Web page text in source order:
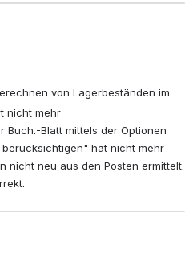
von Lagerbeständen im
nicht mehr
Blatt mittels der Optionen
hat nicht mehr
nicht neu aus den Posten ermittelt.